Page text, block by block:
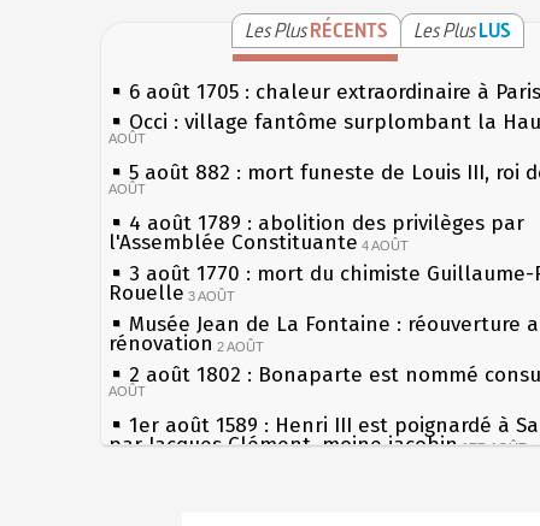
Les PlusRÉCENTS Les PlusLUS
6 août 1705 : chaleur extraordinaire à Paris
Occi : village fantôme surplombant la
AOÛT
5 août 882 : mort funeste de Louis III, roi
AOÛT
4 août 1789 : abolition des privilèges par
l'Assemblée Constituante 4 AOÛT
3 août 1770 : mort du chimiste Guillaume-
Rouelle 3 AOÛT
Musée Jean de La Fontaine : réouverture
rénovation 2 AOÛT
2 août 1802 : Bonaparte est nommé
AOÛT
1er août 1589 : Henri III est poignardé à
par Jacques Clément, moine jacobin 1ER AOÛT